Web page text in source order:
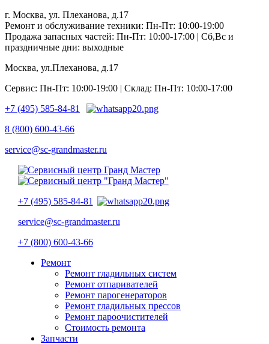
г. Москва, ул. Плеханова, д.17
Ремонт и обслуживание техники: Пн-Пт: 10:00-19:00
Продажа запасных частей: Пн-Пт: 10:00-17:00 | Сб,Вс и
праздничные дни: выходные
Москва, ул.Плеханова, д.17
Сервис: Пн-Пт: 10:00-19:00 | Склад: Пн-Пт: 10:00-17:00
+7 (495) 585-84-81
8 (800) 600-43-66
service@sc-grandmaster.ru
+7 (495) 585-84-81
service@sc-grandmaster.ru
+7 (800) 600-43-66
Ремонт
Ремонт гладильных систем
Ремонт отпаривателей
Ремонт парогенераторов
Ремонт гладильных прессов
Ремонт пароочистителей
Стоимость ремонта
Запчасти